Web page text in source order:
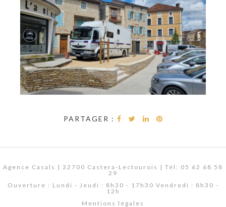
PARTAGER :
Agence Casals | 32700 Castera-Lectourois | Tél: 05 62 68 58
29
Ouverture : Lundi - Jeudi : 8h30 - 17h30 Vendredi : 8h30 -
12h
Mentions légales